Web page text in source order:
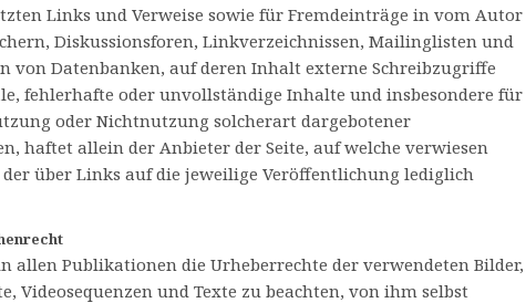
Links und Verweise sowie für Fremdeinträge in vom Autor
Diskussionsforen, Linkverzeichnissen, Mailinglisten und
von Datenbanken, auf deren Inhalt externe Schreibzugriffe
fehlerhafte oder unvollständige Inhalte und insbesondere für
oder Nichtnutzung solcherart dargebotener
haftet allein der Anbieter der Seite, auf welche verwiesen
über Links auf die jeweilige Veröffentlichung lediglich
allen Publikationen die Urheberrechte der verwendeten Bilder,
Videosequenzen und Texte zu beachten, von ihm selbst